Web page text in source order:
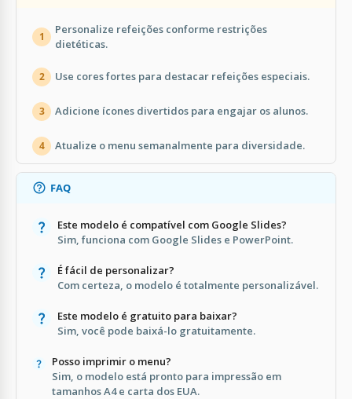
1
Personalize refeições conforme restrições
dietéticas.
2 Use cores fortes para destacar refeições especiais.
3 Adicione ícones divertidos para engajar os alunos.
4 Atualize o menu semanalmente para diversidade.
FAQ
Este modelo é compatível com Google Slides?
Sim, funciona com Google Slides e PowerPoint.
É fácil de personalizar?
Com certeza, o modelo é totalmente personalizável.
Este modelo é gratuito para baixar?
Sim, você pode baixá-lo gratuitamente.
Posso imprimir o menu?
Sim, o modelo está pronto para impressão em
tamanhos A4 e carta dos EUA.